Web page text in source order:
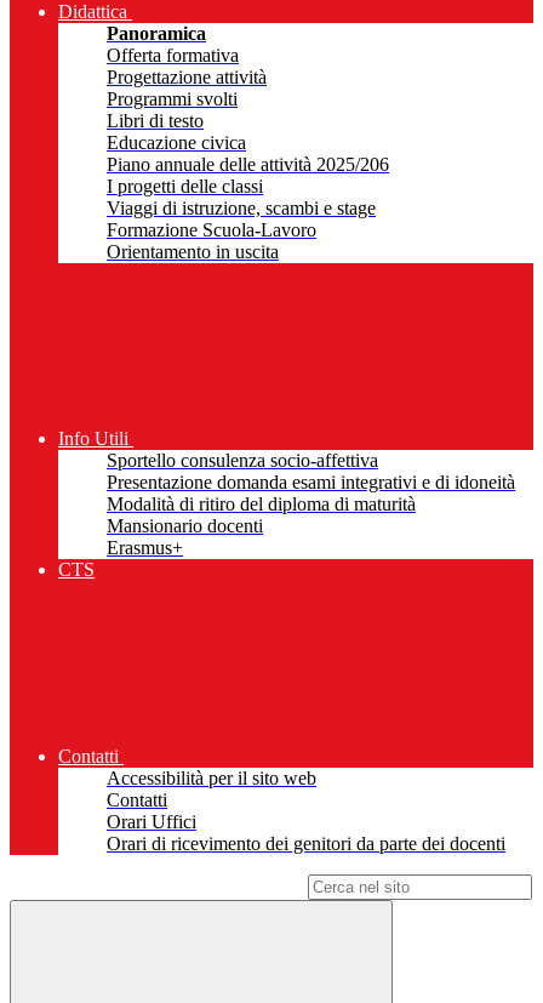
Didattica
Panoramica
Offerta formativa
Progettazione attività
Programmi svolti
Libri di testo
Educazione civica
Piano annuale delle attività 2025/206
I progetti delle classi
Viaggi di istruzione, scambi e stage
Formazione Scuola-Lavoro
Orientamento in uscita
Info Utili
Sportello consulenza socio-affettiva
Presentazione domanda esami integrativi e di idoneità
Modalità di ritiro del diploma di maturità
Mansionario docenti
Erasmus+
CTS
Contatti
Accessibilità per il sito web
Contatti
Orari Uffici
Orari di ricevimento dei genitori da parte dei docenti